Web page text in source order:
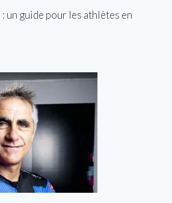
un guide pour les athlètes en